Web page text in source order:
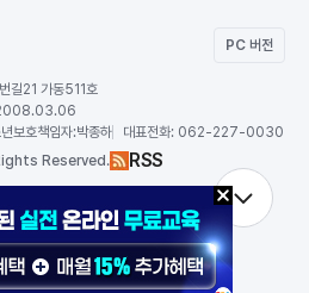
PC 버전
길21 가동511호
보호책임자:박종하 대표전화: 062-227-0030
Reserved. RSS